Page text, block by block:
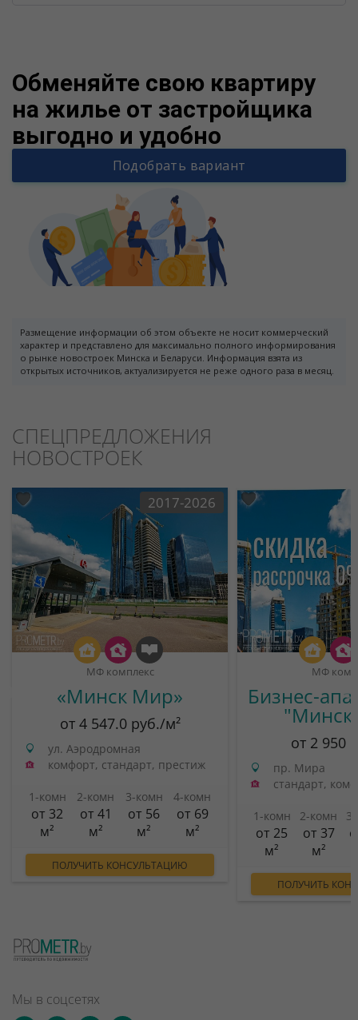
Обменяйте свою квартиру
на жилье от застройщика
выгодно и удобно
Подобрать вариант
Размещение информации об этом объекте не носит коммерческий
характер и представлено для максимально полного информирования
о рынке новостроек Минска и Беларуси. Информация взята из
открытых источников, актуализируется не реже одного раза в месяц.
СПЕЦПРЕДЛОЖЕНИЯ
НОВОСТРОЕК
2017-2026
МФ комплекс
«Минск Мир»
от 4 547.0 руб./м²
ул. Аэродромная
комфорт, стандарт, престиж
1-комн
от 32
м²
2-комн
от 41
м²
3-комн
от 56
м²
4-комн
от 69
м²
ПОЛУЧИТЬ КОНСУЛЬТАЦИЮ
МФ
Бизнес-
от 2 950
пр. Мира
стандарт,
1-комн
от 25
м²
2-комн
от 37
м²
ПОЛУЧИТЬ
Мы в соцсетях